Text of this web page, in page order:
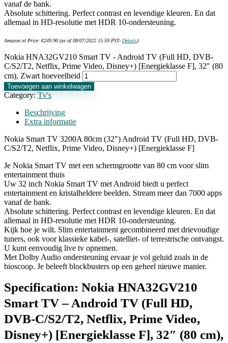
vanaf de bank.
Absolute schittering. Perfect contrast en levendige kleuren. En dat
allemaal in HD-resolutie met HDR 10-ondersteuning.
Amazon.nl Price: €249.90 (as of 08/07/2022 15:59 PST- Details)
Nokia HNA32GV210 Smart TV - Android TV (Full HD, DVB-
C/S2/T2, Netflix, Prime Video, Disney+) [Energieklasse F], 32" (80
cm), Zwart hoeveelheid
Toevoegen aan winkelwagen
Category: Tv's
Beschrijving
Extra informatie
Nokia Smart TV 3200A 80cm (32″) Android TV (Full HD, DVB-
C/S2/T2, Netflix, Prime Video, Disney+) [Energieklasse F]
Je Nokia Smart TV met een schermgrootte van 80 cm voor slim
entertainment thuis
Uw 32 inch Nokia Smart TV met Android biedt u perfect
entertainment en kristalheldere beelden. Stream meer dan 7000 apps
vanaf de bank.
Absolute schittering. Perfect contrast en levendige kleuren. En dat
allemaal in HD-resolutie met HDR 10-ondersteuning.
Kijk hoe je wilt. Slim entertainment gecombineerd met drievoudige
tuners, ook voor klassieke kabel-, satelliet- of terrestrische ontvangst.
U kunt eenvoudig live tv opnemen.
Met Dolby Audio ondersteuning ervaar je vol geluid zoals in de
bioscoop. Je beleeft blockbusters op een geheel nieuwe manier.
Specification: Nokia HNA32GV210
Smart TV – Android TV (Full HD,
DVB-C/S2/T2, Netflix, Prime Video,
Disney+) [Energieklasse F], 32″ (80 cm),